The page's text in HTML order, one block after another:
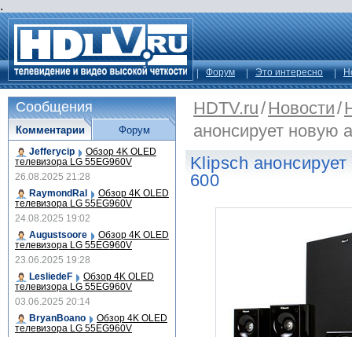
.
Форум Это интересно
HDTV.ru/Новости/
анонсирует новую
Klipsch
600
Сообщения
Комментарии
Jefferycip Обзор 4K OLED
телевизора LG 55EG960V
26.08.2025 21:28
RaymondRal
Обзор 4K OLED
телевизора LG 55EG960V
24.08.2025 19:02
Augustsoore
Обзор 4K OLED
телевизора LG 55EG960V
23.06.2025 19:28
LesliedeF
Обзор 4K OLED
телевизора LG 55EG960V
03.06.2025 20:14
BryanBoano
Обзор 4K OLED
телевизора LG 55EG960V
Форум